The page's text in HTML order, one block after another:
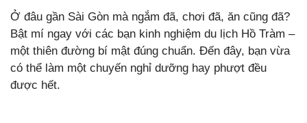
Ở đâu gần Sài Gòn mà ngắm đã, chơi đã, ăn cũng đã?
Bật mí ngay với các bạn kinh nghiệm du lịch Hồ Tràm –
một thiên đường bí mật đúng chuẩn. Đến đây, bạn vừa
có thể làm một chuyến nghỉ dưỡng hay phượt đều
được hết.